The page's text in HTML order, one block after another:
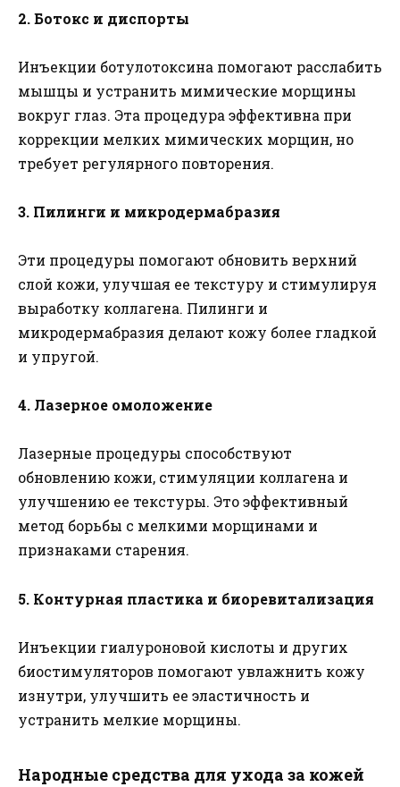
2. Ботокс и диспорты
Инъекции ботулотоксина помогают расслабить
мышцы и устранить мимические морщины
вокруг глаз. Эта процедура эффективна при
коррекции мелких мимических морщин, но
требует регулярного повторения.
3. Пилинги и микродермабразия
Эти процедуры помогают обновить верхний
слой кожи, улучшая ее текстуру и стимулируя
выработку коллагена. Пилинги и
микродермабразия делают кожу более гладкой
и упругой.
4. Лазерное омоложение
Лазерные процедуры способствуют
обновлению кожи, стимуляции коллагена и
улучшению ее текстуры. Это эффективный
метод борьбы с мелкими морщинами и
признаками старения.
5. Контурная пластика и биоревитализация
Инъекции гиалуроновой кислоты и других
биостимуляторов помогают увлажнить кожу
изнутри, улучшить ее эластичность и
устранить мелкие морщины.
Народные средства для ухода за кожей